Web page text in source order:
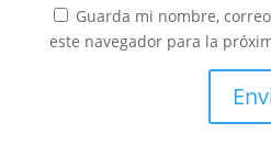
Guarda mi nombre,
este navegador para la